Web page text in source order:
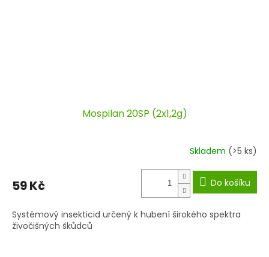
Mospilan 20SP (2x1,2g)
Skladem (>5 ks)
59 Kč Do košíku
Systémový insekticid určený k hubení širokého spektra
živočišných škůdců